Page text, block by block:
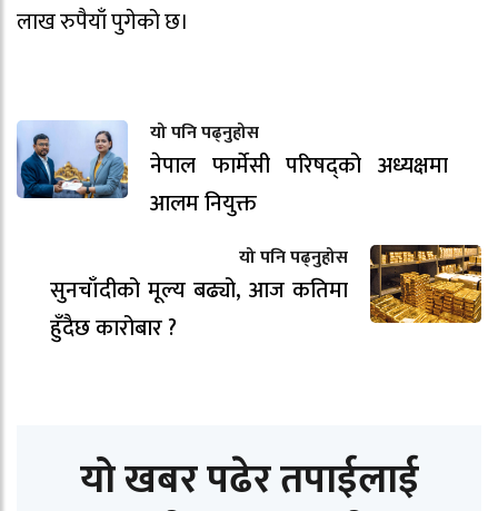
लाख रुपैयाँ पुगेको छ।
यो पनि पढ्नुहोस
नेपाल फार्मेसी परिषद्को अध्यक्षमा
आलम नियुक्त
यो पनि पढ्नुहोस
सुनचाँदीको मूल्य बढ्यो, आज कतिमा
हुँदैछ कारोबार ?
यो खबर पढेर तपाईलाई